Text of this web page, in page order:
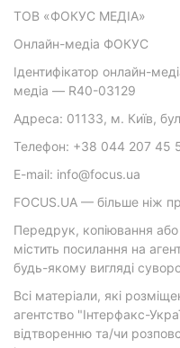
ТОВ «ФОКУС МЕДІА»
Онлайн-медіа ФОКУС
Ідентифікатор онлайн-
медіа — R40-03129
Адреса: 01133, м. Київ,
Телефон: +38 044 207 45
E-mail: info@focus.ua
FOCUS.UA — більше ніж
Передрук, копіювання або
містить посилання на
будь-якому вигляді
Всі матеріали, які
агентство "Інтерфакс-
відтворенню та/чи